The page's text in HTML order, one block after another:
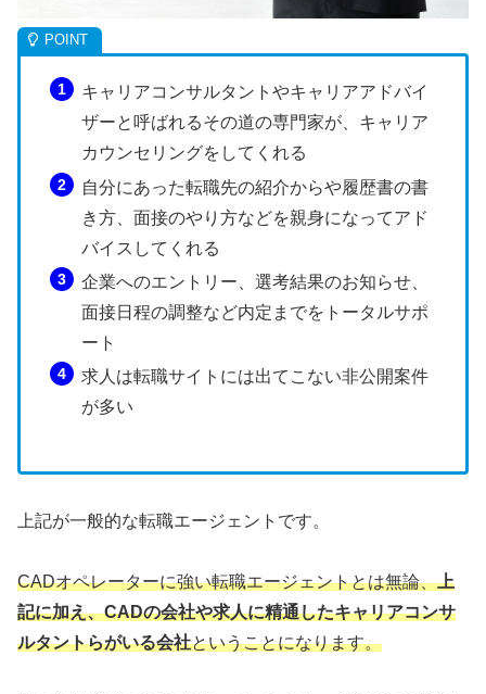
キャリアコンサルタントやキャリアアドバイ
ザーと呼ばれるその道の専門家が、キャリア
カウンセリングをしてくれる
自分にあった転職先の紹介からや履歴書の書
き方、面接のやり方などを親身になってアド
バイスしてくれる
企業へのエントリー、選考結果のお知らせ、
面接日程の調整など内定までをトータルサポ
ート
求人は転職サイトには出てこない非公開案件
が多い
上記が一般的な転職エージェントです。
CADオペレーターに強い転職エージェントとは無論、上
記に加え、CADの会社や求人に精通したキャリアコンサ
ルタントらがいる会社ということになります。